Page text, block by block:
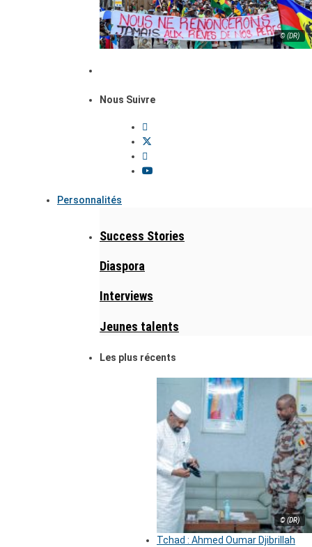
© (DR)
Nous Suivre
Personnalités
Success Stories
Diaspora
Interviews
Jeunes talents
Les plus récents
© (DR)
Tchad : Ahmed Oumar Djibrillah